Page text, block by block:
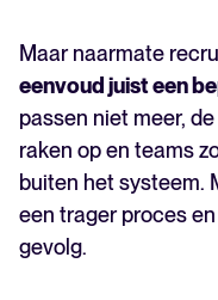
Maar naarmate
eenvoud juist een
passen niet meer,
raken op en teams
buiten het systeem.
een trager proces
gevolg.